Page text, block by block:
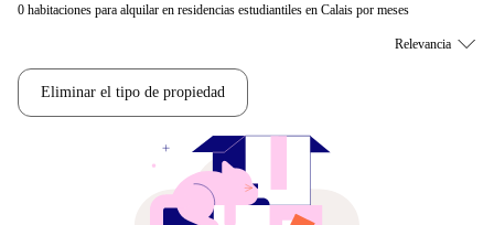
0 habitaciones para alquilar en residencias estudiantiles en Calais por meses
Eliminar el tipo de propiedad